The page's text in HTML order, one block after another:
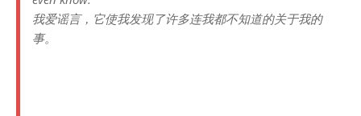
我爱谣言，它使我发现了许多连我都不知道的关于我的
事。